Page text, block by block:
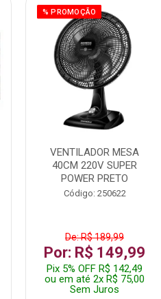
% PROMOÇÃO
VENTILADOR MESA
40CM 220V SUPER
POWER PRETO
Código: 250622
De: R$ 189,99
Por: R$ 149,99
Pix 5% OFF R$ 142,49
ou em até 2x R$ 75,00
Sem Juros